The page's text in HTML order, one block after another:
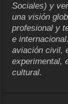
Sociales) y
una visión
profesional y
e
aviación civil,
experimental,
cultural.